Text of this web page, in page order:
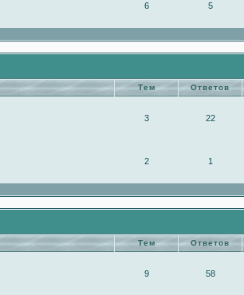
6 5
Тем Ответов
3 22
2 1
Тем Ответов
9 58